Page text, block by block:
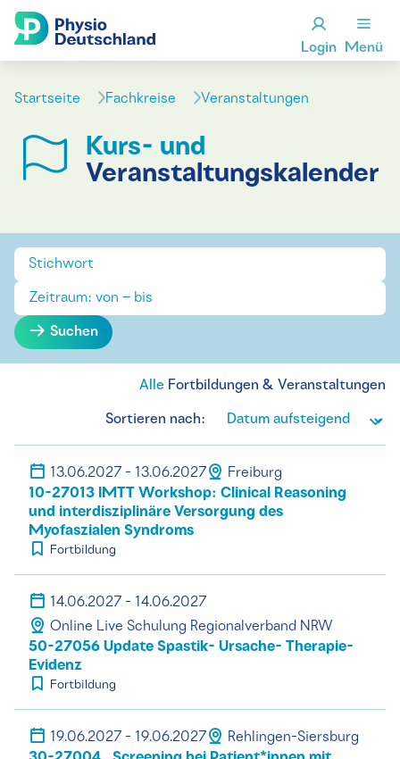
Login Menü
Startseite Fachkreise Veranstaltungen
Kurs- und
Veranstaltungskalender
Suchen
Alle Fortbildungen & Veranstaltungen
Sortieren nach:
13.06.2027 - 13.06.2027 Freiburg
10-27013 IMTT Workshop: Clinical Reasoning
und interdisziplinäre Versorgung des
Myofaszialen Syndroms
Fortbildung
14.06.2027 - 14.06.2027
Online Live Schulung Regionalverband NRW
50-27056 Update Spastik- Ursache- Therapie-
Evidenz
Fortbildung
19.06.2027 - 19.06.2027 Rehlingen-Siersburg